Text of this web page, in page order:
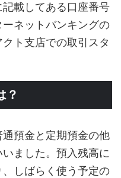
載してある口座番号
ネットバンキングの
ト支店での取引スタ
？
預金と定期預金の他
ました。預入残高に
しばらく使う予定の